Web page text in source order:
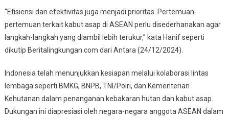
“Efisiensi dan efektivitas juga menjadi prioritas. Pertemuan-
pertemuan terkait kabut asap di ASEAN perlu disederhanakan agar
langkah-langkah yang diambil lebih terukur,” kata Hanif seperti
dikutip Beritalingkungan.com dari Antara (24/12/2024).
Indonesia telah menunjukkan kesiapan melalui kolaborasi lintas
lembaga seperti BMKG, BNPB, TNI/Polri, dan Kementerian
Kehutanan dalam penanganan kebakaran hutan dan kabut asap.
Dukungan ini diapresiasi oleh negara-negara anggota ASEAN dalam